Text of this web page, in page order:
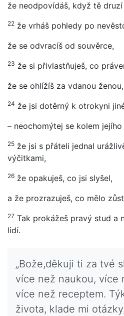
že neodpovídáš, když tě
22 že vrháš pohledy po
že se odvracíš od souvěrce,
23 že si přivlastňuješ, co
že se ohlížíš za vdanou ženou,
24 že jsi dotěrný k otrokyni
– neochomýtej se kolem jejího
25 že jsi s přáteli jednal
výčitkami,
26 že opakuješ, co jsi slyšel,
a že prozrazuješ, co mělo
27 Tak prokážeš pravý stud a
lidí.
„Bože,děkuji ti za tvé
více než naukou, více
více než receptem.
života, klade mi